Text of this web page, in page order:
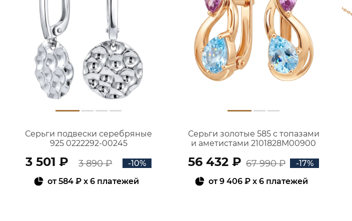
Серьги подвески серебряные
925 0222292-00245
3 501 ₽ 3 890 ₽
-10%
от584 ₽ x 6 платежей
Серьги золотые 585 с топазами
и аметистами 2101828М00900
56 432 ₽ 67 990 ₽
-17%
от9 406 ₽ x 6 платежей